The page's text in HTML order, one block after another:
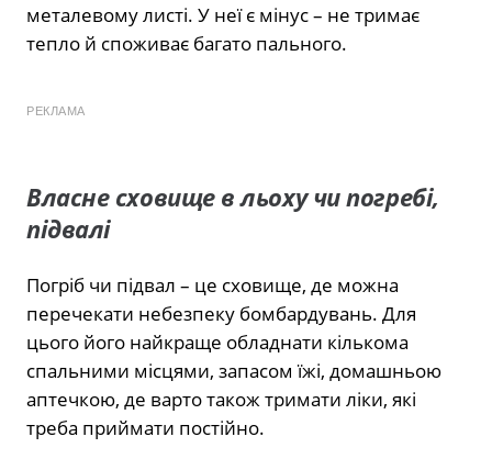
металевому листі. У неї є мінус – не тримає
тепло й споживає багато пального.
РЕКЛАМА
Власне сховище в льоху чи погребі,
підвалі
Погріб чи підвал – це сховище, де можна
перечекати небезпеку бомбардувань. Для
цього його найкраще обладнати кількома
спальними місцями, запасом їжі, домашньою
аптечкою, де варто також тримати ліки, які
треба приймати постійно.